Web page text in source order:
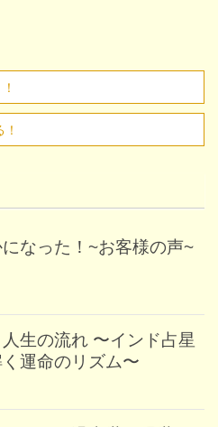
なった！~お客様の声~
生の流れ 〜インド占星
運命のリズム〜